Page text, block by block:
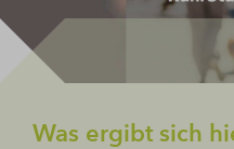
Was ergibt sich